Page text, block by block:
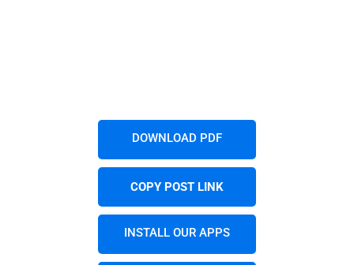
DOWNLOAD PDF
COPY POST LINK
INSTALL OUR APPS